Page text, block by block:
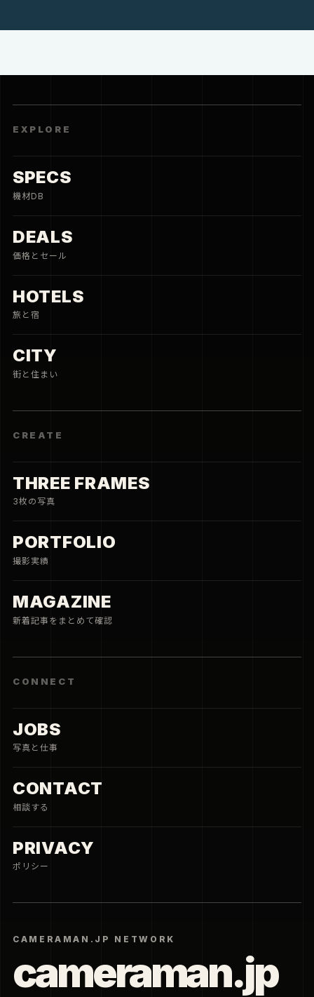
CAMERAMAN.JP NETWORK
cameraman.jp
EXPLORE
SPECS
機材DB
DEALS
価格とセール
HOTELS
旅と宿
CITY
街と住まい
CREATE
THREE FRAMES
3枚の写真
PORTFOLIO
撮影実績
MAGAZINE
新着記事をまとめて確認
CONNECT
JOBS
写真と仕事
CONTACT
相談する
PRIVACY
ポリシー